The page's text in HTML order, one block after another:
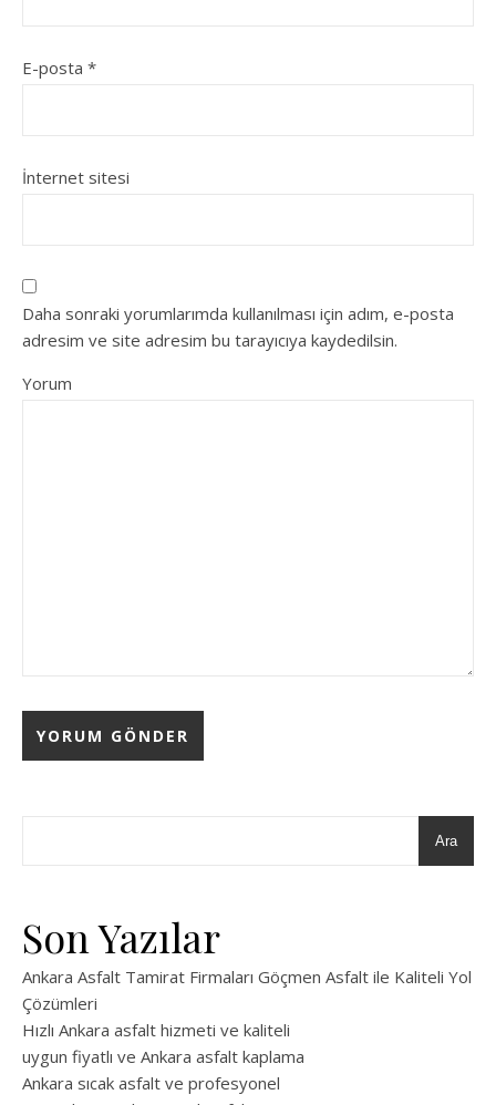
E-posta *
İnternet sitesi
Daha sonraki yorumlarımda kullanılması için adım, e-posta
adresim ve site adresim bu tarayıcıya kaydedilsin.
Yorum
Ara
Son Yazılar
Ankara Asfalt Tamirat Firmaları Göçmen Asfalt ile Kaliteli Yol
Çözümleri
Hızlı Ankara asfalt hizmeti ve kaliteli
uygun fiyatlı ve Ankara asfalt kaplama
Ankara sıcak asfalt ve profesyonel